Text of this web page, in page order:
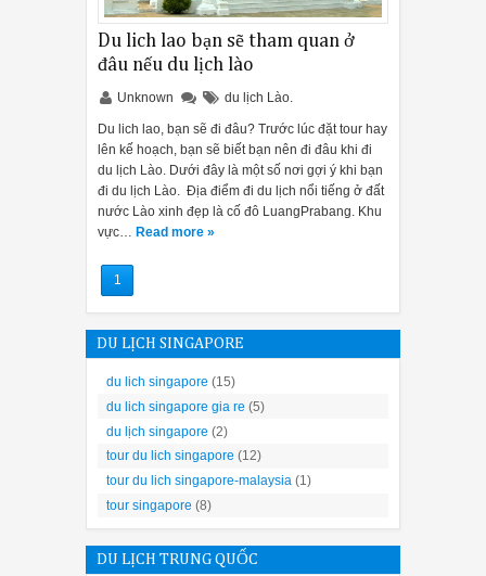
phù hợp là chúng ta cần chọn xem máy rửa bát nên đặt ở
bát âm tủ và máy rửa bát độc lập, ngoài ra còn có loại
đơn giản hơn, bạn có thể để máy rửa bát trong hốc tủ đã
chân đảo bếp của gia đình bạn.
vị trí cần xác định nhiều vấn đề hơn, hãy chọn vị trí thuận
ống thoát nước thuận tiện, không cao quá 60cm gây ảnh
lắp đặt máy rửa bát phù hợp
máy rửa bát bán âm serie 8 thế hệ mới của nhà Bosch phiên
sâu ExtraClean Zone cho dàn rửa thứ 2; Rổ
Hãy cùngBếp Phượng Hoàngđi chi tiết sản
REVIEW MÁY RỬA
Du lich lao bạn sẽ tham quan ở
đâu nếu du lịch lào
Unknown du lịch Lào.
Du lich lao, bạn sẽ đi đâu? Trước lúc đặt tour hay
lên kế hoạch, bạn sẽ biết bạn nên đi đâu khi đi
du lịch Lào. Dưới đây là một số nơi gợi ý khi bạn
đi du lịch Lào. Địa điểm đi du lịch nổi tiếng ở đất
nước Lào xinh đẹp là cố đô LuangPrabang. Khu
vực…
Read more »
1
DU LỊCH SINGAPORE
du lich singapore (15)
du lich singapore gia re (5)
du lịch singapore (2)
tour du lich singapore (12)
tour du lich singapore-malaysia (1)
tour singapore (8)
DU LỊCH TRUNG QUỐC